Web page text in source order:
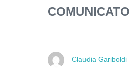
Claudia Gariboldi